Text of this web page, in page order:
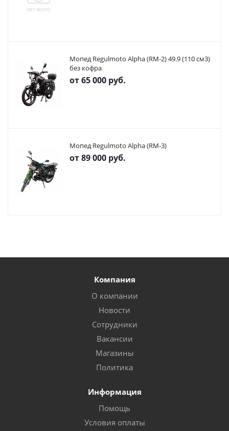
Мопед Regulmoto Alpha (RM-2) 49.9 (110 см3)
без кофра
от65 000 руб.
Мопед Regulmoto Alpha (RM-3)
от89 000 руб.
Компания
О компании
Новости
Сотрудники
Вакансии
Магазины
Политика
Информация
Помощь
Условия оплаты